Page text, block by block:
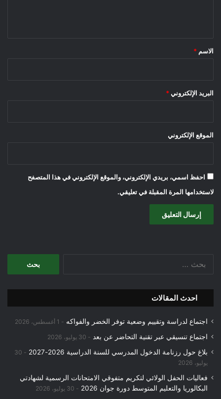
*
الاسم *
البريد الإلكتروني *
الموقع الإلكتروني
احفظ اسمي، بريدي الإلكتروني، والموقع الإلكتروني في هذا المتصفح
لاستخدامها المرة المقبلة في تعليقي.
احدث المقالات
اجتماع لدراسة وتقييم وضعية توفر الخضر والفواكه 1 أغسطس، 2026
اجتماع تنسيقي عبر تقنية التحاضر عن بعد 30 يوليو، 2026
بلاغ حول رزنامة الدخول المدرسي للسنة الدراسية 2026-2027
30
يوليو، 2026
فعاليات الحفل الولائي لتكريم متفوقي الامتحانات الرسمية لشهادتي
البكالوريا والتعليم المتوسط دورة جوان 2026
30 يوليو، 2026